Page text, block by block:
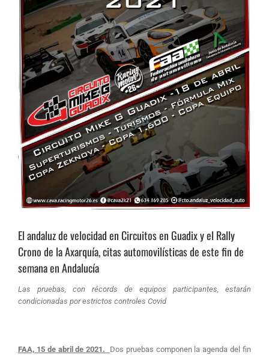
El andaluz de velocidad en Circuitos en Guadix y el Rally
Crono de la Axarquía, citas automovilísticas de este fin de
semana en Andalucía
Las pruebas, con récords de equipos participantes, estarán
condicionadas por estrictos controles Covid
FAA, 15 de abril de 2021. Dos pruebas componen la agenda del fin